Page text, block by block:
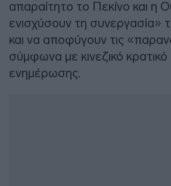
απαραίτητο το Πεκίνο και η
ενισχύσουν τη
και να αποφύγουν τις
σύμφωνα με κινεζικό
ενημέρωσης.